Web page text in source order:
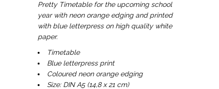
Pretty Timetable for the upcoming school
year with neon orange edging and printed
with blue letterpress on high quality white
paper.
Timetable
Blue letterpress print
Coloured neon orange edging
Size: DIN A5 (14,8 x 21 cm)